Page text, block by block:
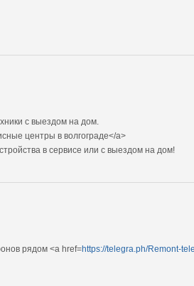
с выездом на дом.
центры в волгограде</a>
в сервисе или с выездом на дом!
рядом <a href=https://telegra.ph/Remont-